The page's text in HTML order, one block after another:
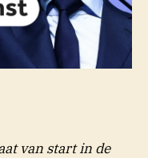
van start in de